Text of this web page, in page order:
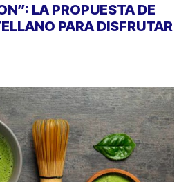
LA PROPUESTA DE
PARA DISFRUTAR